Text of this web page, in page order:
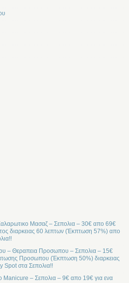
Μασαζ – Σεπολια – 30€ απο 69€
διαρκειας 60 λεπτων (Έκπτωση 57%) απο
– Θεραπεια Προσωπου – Σεπολια – 15€
Προσωπου (Έκπτωση 50%) διαρκειας
Spot στα Σεπολια!!
Manicure – Σεπολια – 9€ απο 19€ για ενα